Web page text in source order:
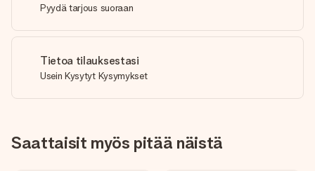
Pyydä tarjous suoraan
Tietoa tilauksestasi
Usein Kysytyt Kysymykset
Saattaisit myös pitää näistä